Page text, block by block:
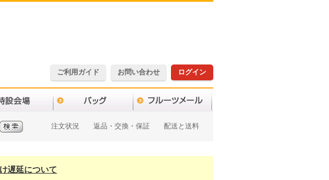
ご利用ガイド お問い合わせ ログイン
注文状況 返品・交換・保証 配送と送料
遅延について